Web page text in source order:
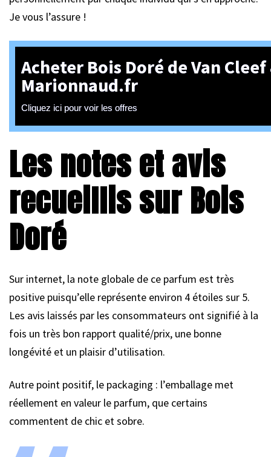
Je vous l’assure !
Acheter Bois Doré de Van
Marionnaud.fr
Cliquez ici pour voir les offres
Les notes et avis
recueillis sur Bois
Doré
Sur internet, la note globale de ce parfum est très
positive puisqu’elle représente environ 4 étoiles sur 5.
Les avis laissés par les consommateurs ont signifié à la
fois un très bon rapport qualité/prix, une bonne
longévité et un plaisir d’utilisation.
Autre point positif, le packaging : l’emballage met
réellement en valeur le parfum, que certains
commentent de chic et sobre.